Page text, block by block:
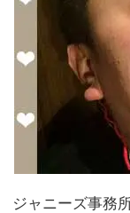
ジャニーズ事務